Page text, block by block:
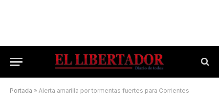
Portada » Alerta amarilla por tormentas fuertes para Corrientes